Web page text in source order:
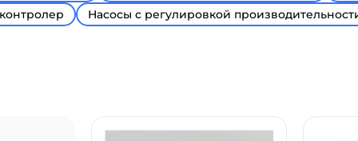
Насосы с регулировкой